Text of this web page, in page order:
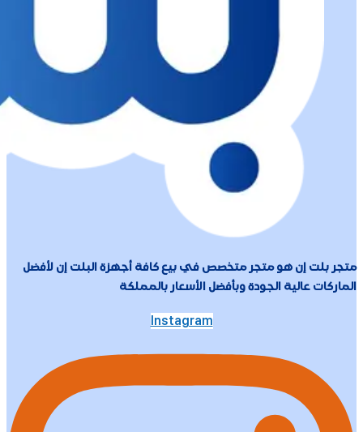
متجر بلت إن هو متجر متخصص في بيع كافة أجهزة البلت إن لأفضل
الماركات عالية الجودة وبأفضل الأسعار بالمملكة
Instagram